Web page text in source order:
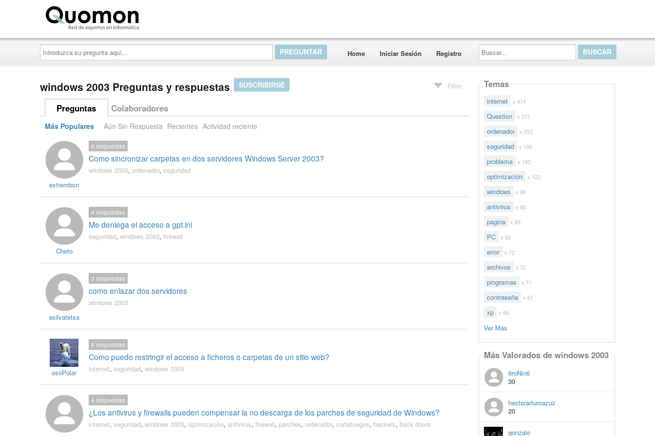
Introduzca
su
pregunta
aquí...
Home Iniciar Sesión Registro
Buscar...
windows 2003 Preguntas y respuestas SUSCRIBIRSE Filtro
Preguntas Colaboradores
Más Populares Aún Sin Respuesta Recientes Actividad reciente
extrembcn
Como sincronizar carpetas en dos servidores Windows Server 2003?
6 respuestas
windows 2003, ordenador, seguridad
Cheto
Me deniega el acceso a gpt.ini
4 respuestas
seguridad, windows 2003, firewall
asilvatetsa
como enlazar dos servidores
3 respuestas
windows 2003
osoPolar
Como puedo restringir el acceso a ficheros o carpetas de un sitio web?
6 respuestas
internet, seguridad, windows 2003
¿Los antivirus y firewalls pueden compensar la no descarga de los parches de seguridad de Windows?
4 respuestas
internet, seguridad, windows 2003, optimización, antivirus, firewall, parches, ordenador, cortafuegos, hackers, back doors
Temas
internet x 414
Question x 371
ordenador x 252
seguridad x 190
problema x 182
optimización x 122
windows x 88
antivirus x 86
pagina x 85
PC x 82
error x 72
archivos x 72
programas x 71
contraseña x 67
xp x 66
Ver Más
Más Valorados de windows 2003
6roNin6
30
hectorarturoazuz
20
gonzalo